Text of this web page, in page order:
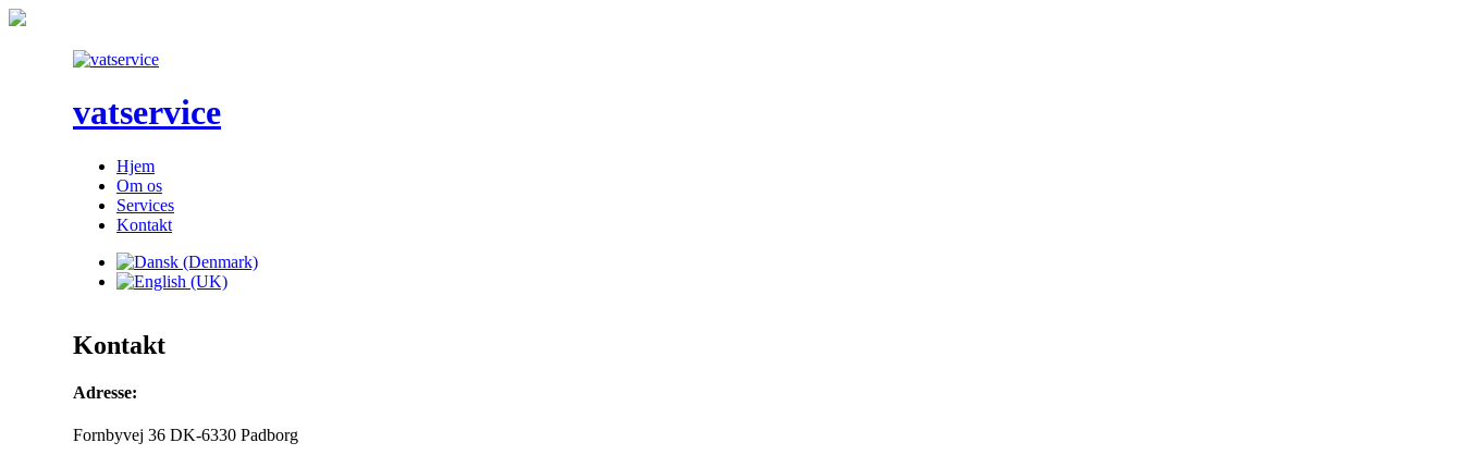
vatservice
Hjem
Om os
Services
Kontakt
Kontakt
Adresse:
Fornbyvej 36 DK-6330 Padborg